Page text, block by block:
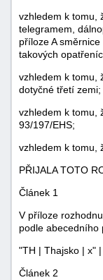
vzhledem k tomu,
telegramem,
příloze A
takových
vzhledem k tomu,
dotyčné třetí
vzhledem k tomu,
93/197/EHS;
vzhledem k tomu,
PŘIJALA TOTO
Článek 1
V příloze
podle abecedního
"TH | Thajsko | x" |
Článek 2